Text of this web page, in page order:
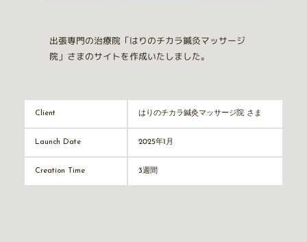
出張専門の治療院「はりのチカラ鍼灸マッサージ
院」さまのサイトを作成いたしました。
Client はりのチカラ鍼灸マッサージ院 さま
Launch Date 2025年1月
Creation Time 3週間